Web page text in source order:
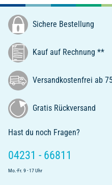
Sichere Bestellung
Kauf auf Rechnung **
Versandkostenfrei ab
Gratis Rückversand
Hast du noch Fragen?
04231 - 66811
Mo.-Fr. 9 - 17 Uhr